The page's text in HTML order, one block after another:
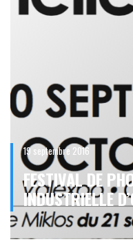
19 septembre 2016
FESTIVAL DE
INDUSTRIELLE